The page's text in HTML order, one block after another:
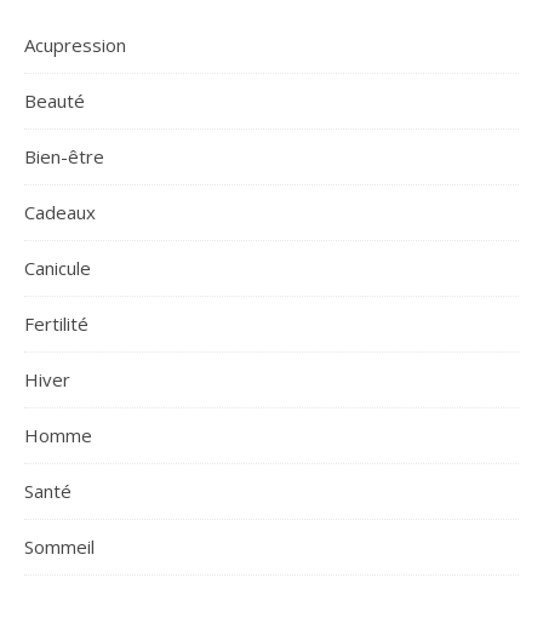
Acupression
Beauté
Bien-être
Cadeaux
Canicule
Fertilité
Hiver
Homme
Santé
Sommeil